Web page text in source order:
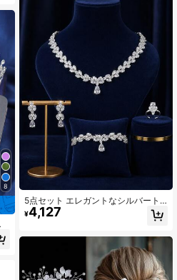
8
5点セット エレガントなシルバート
ーンの葉と蔓のブライダルジュエリ
ーセット、ネックレス、ドロップピ
ィング、プロム&パーティー用
¥4,127